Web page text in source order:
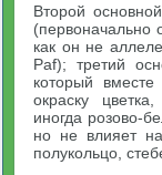
Второй
как он не
Paf); третий
который
окраску
иногда розово-
но не влияет
полукольцо,